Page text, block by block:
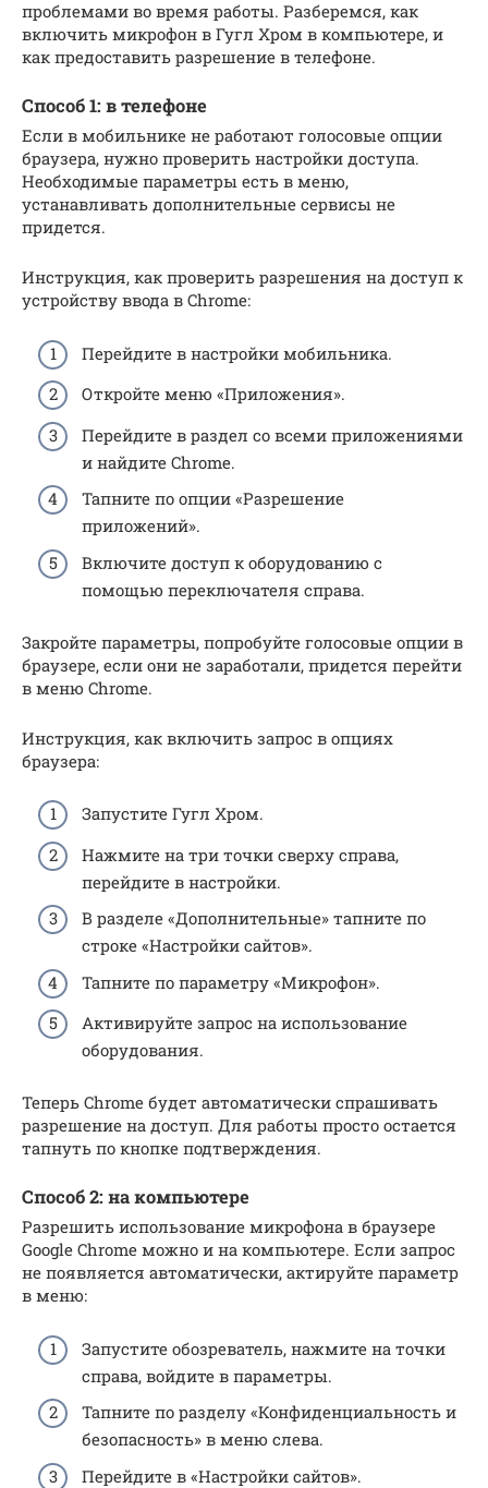
проблемами во время работы. Разберемся, как
включить микрофон в Гугл Хром в компьютере, и
как предоставить разрешение в телефоне.
Способ 1: в телефоне
Если в мобильнике не работают голосовые опции
браузера, нужно проверить настройки доступа.
Необходимые параметры есть в меню,
устанавливать дополнительные сервисы не
придется.
Инструкция, как проверить разрешения на доступ к
устройству ввода в Chrome:
Перейдите в настройки мобильника.
Откройте меню «Приложения».
Перейдите в раздел со всеми приложениями
и найдите Chrome.
Тапните по опции «Разрешение
приложений».
Включите доступ к оборудованию с
помощью переключателя справа.
Закройте параметры, попробуйте голосовые опции в
браузере, если они не заработали, придется перейти
в меню Chrome.
Инструкция, как включить запрос в опциях
браузера:
Запустите Гугл Хром.
Нажмите на три точки сверху справа,
перейдите в настройки.
В разделе «Дополнительные» тапните по
строке «Настройки сайтов».
Тапните по параметру «Микрофон».
Активируйте запрос на использование
оборудования.
Теперь Chrome будет автоматически спрашивать
разрешение на доступ. Для работы просто остается
тапнуть по кнопке подтверждения.
Способ 2: на компьютере
Разрешить использование микрофона в браузере
Google Chrome можно и на компьютере. Если запрос
не появляется автоматически, актируйте параметр
в меню:
Запустите обозреватель, нажмите на точки
справа, войдите в параметры.
Тапните по разделу «Конфиденциальность и
безопасность» в меню слева.
Перейдите в «Настройки сайтов».